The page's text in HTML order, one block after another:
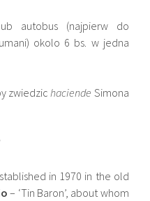
autobus (najpierw do
okolo 6 bs. w jedna
zwiedzic haciende Simona
in 1970 in the old
– ‘Tin Baron’, about whom